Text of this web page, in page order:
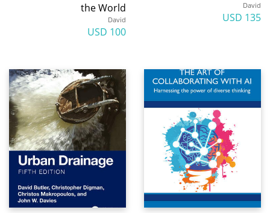
David
135 USD
the World
David
100 USD